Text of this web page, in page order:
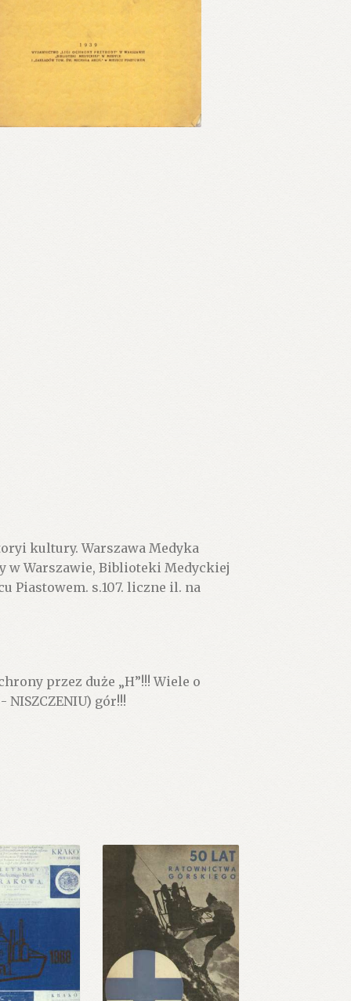
kultury. Warszawa Medyka
w Warszawie, Biblioteki Medyckiej
Piastowem. s.107. liczne il. na
przez duże „H”!!! Wiele o
gór!!!